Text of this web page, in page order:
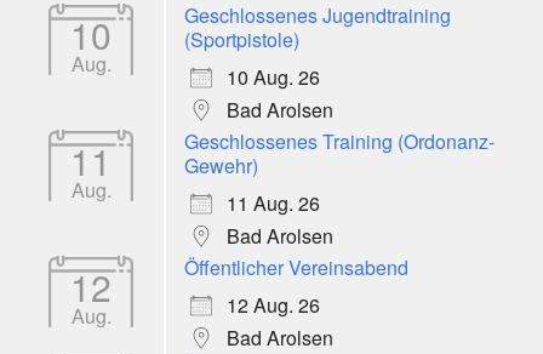
10
Aug.
Geschlossenes Jugendtraining
(Sportpistole)
10 Aug. 26
Bad Arolsen
11
Aug.
Geschlossenes Training (Ordonanz-
Gewehr)
11 Aug. 26
Bad Arolsen
12
Aug.
Öffentlicher Vereinsabend
12 Aug. 26
Bad Arolsen